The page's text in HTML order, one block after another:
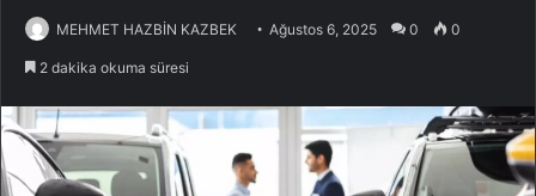
MEHMET HAZBİN KAZBEK Ağustos 6, 2025 0 0
2 dakika okuma süresi